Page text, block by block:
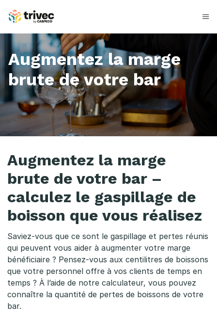
contenu
Augmentez la marge
brute de votre bar
a
l
c
u
l
m
a
r
g
Augmentez la marge
brute de votre bar –
calculez le gaspillage de
boisson que vous réalisez
Saviez-vous que ce sont le gaspillage et pertes réunis
qui peuvent vous aider à augmenter votre marge
bénéficiaire ? Pensez-vous aux centilitres de boissons
que votre personnel offre à vos clients de temps en
temps ? À l’aide de notre calculateur, vous pouvez
connaître la quantité de pertes de boissons de votre
bar.